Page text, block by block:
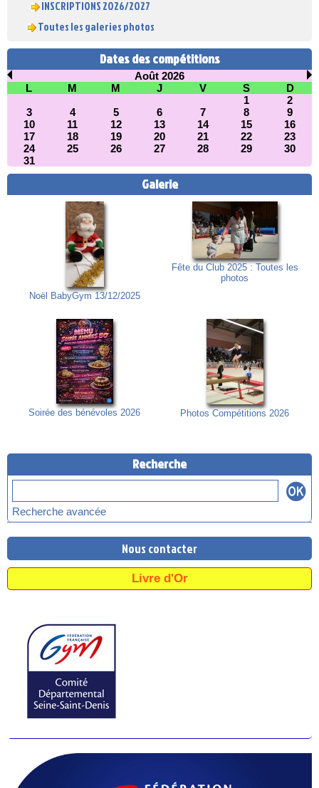
Toutes les galeries photos
Dates des compétitions
Août 2026
L
M M J V S
D
1
2
3
4 5 6 7 8
9
10
11 12 13 14 15
16
17
18 19 20 21 22
23
24
25 26 27 28 29
30
31
Galerie
Noël BabyGym 13/12/2025
Fête du Club 2025 : Toutes les
photos
Soirée des bénévoles 2026 Photos Compétitions 2026
Recherche
Recherche avancée
Nous contacter
Livre d'Or